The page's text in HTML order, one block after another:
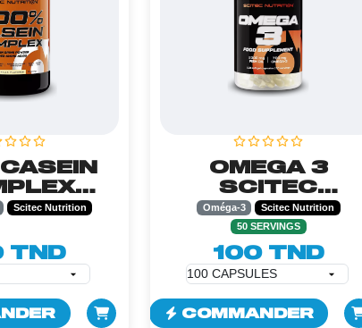
- 920GR
Scitec Nutrition
TND
OMEGA 3
SCITEC
NUTRITION -
100CAPS
Oméga-3
Scitec Nutrition
50 SERVINGS
100 TND
COMMANDER